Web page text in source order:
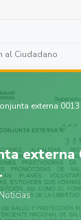
al Ciudadano
externa
externa